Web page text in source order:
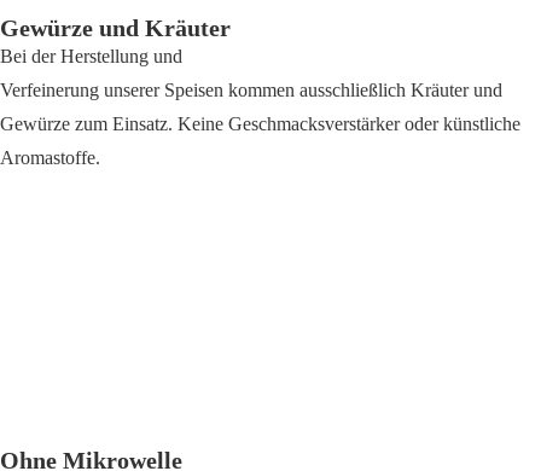
Gewürze und Kräuter
Bei der Herstellung und
Verfeinerung unserer Speisen kommen ausschließlich Kräuter und
Gewürze zum Einsatz. Keine Geschmacksverstärker oder künstliche
Aromastoffe.
Ohne Mikrowelle